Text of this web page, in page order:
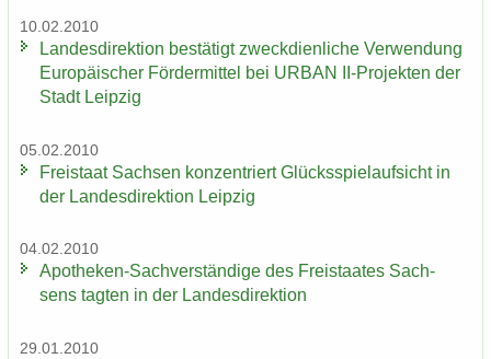
10.02.2010
Lan­des­di­rek­ti­on be­stä­tigt zweck­dien­li­che Ver­wen­dung
Eu­ro­päi­scher För­der­mit­tel bei URBAN II-​Projekten der
Stadt Leip­zig
05.02.2010
Frei­staat Sach­sen kon­zen­triert Glücks­spiel­auf­sicht in
der Lan­des­di­rek­ti­on Leip­zig
04.02.2010
Apotheken-​Sachverständige des Frei­staa­tes Sach­
sens tag­ten in der Lan­des­di­rek­ti­on
29.01.2010